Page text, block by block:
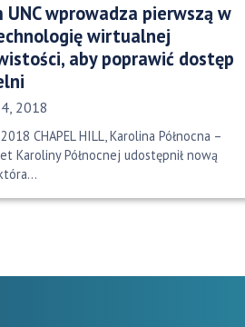
UNC wprowadza pierwszą w
wirtualnej
aby poprawić dostęp
2018
CHAPEL HILL, Karolina Północna –
Karoliny Północnej udostępnił nową